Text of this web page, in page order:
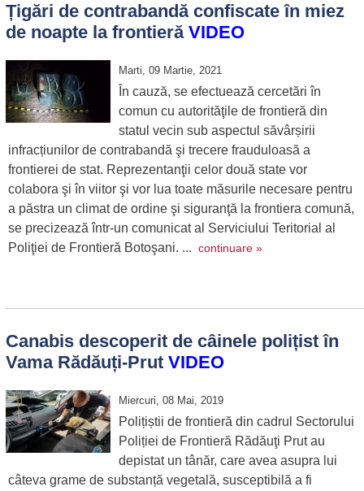
Țigări de contrabandă confiscate în miez
de noapte la frontieră VIDEO
Marti, 09 Martie, 2021
În cauză, se efectuează cercetări în
comun cu autorităţile de frontieră din
statul vecin sub aspectul săvârșirii
infracțiunilor de contrabandă şi trecere frauduloasă a
frontierei de stat. Reprezentanţii celor două state vor
colabora şi în viitor şi vor lua toate măsurile necesare pentru
a păstra un climat de ordine şi siguranţă la frontiera comună,
se precizează într-un comunicat al Serviciului Teritorial al
Poliţiei de Frontieră Botoşani. ... continuare »
Canabis descoperit de câinele polițist în
Vama Rădăuți-Prut VIDEO
Miercuri, 08 Mai, 2019
Polițiștii de frontieră din cadrul Sectorului
Poliției de Frontieră Rădăuţi Prut au
depistat un tânăr, care avea asupra lui
câteva grame de substanță vegetală, susceptibilă a fi